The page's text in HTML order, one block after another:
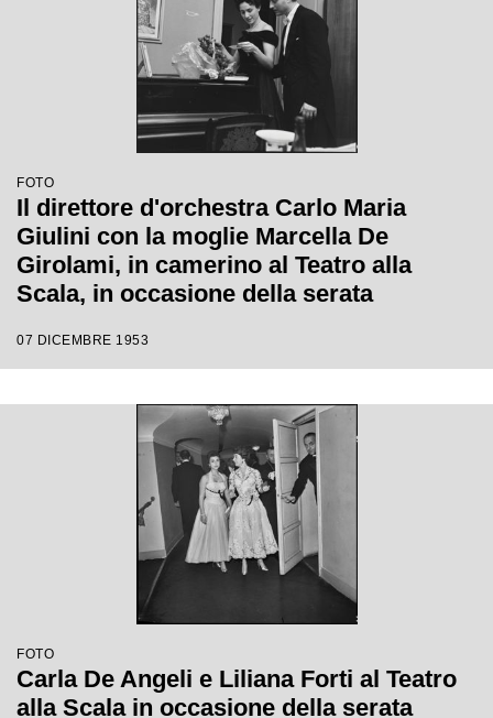
FOTO
Il direttore d'orchestra Carlo Maria
Giulini con la moglie Marcella De
Girolami, in camerino al Teatro alla
Scala, in occasione della serata
1954 con l'opera "La Wally", di Alfredo
e la direzione di Giulini stesso
07 DICEMBRE 1953
FOTO
Carla De Angeli e Liliana Forti al Teatro
alla Scala in occasione della serata